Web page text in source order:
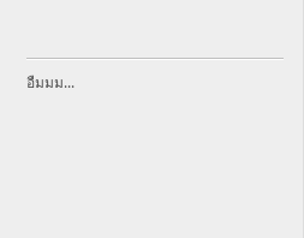
อืมมม...